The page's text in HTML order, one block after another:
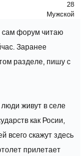
28
Мужской
сам форум читаю
Заранее
разделе, пишу с
живут в селе
как Росии,
всего скажут здесь
прилетает